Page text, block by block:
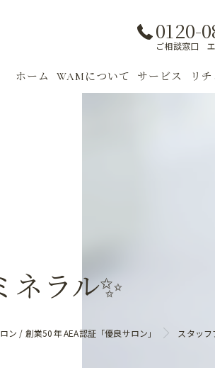
0120-
ご相談窓口
ホーム WAMについて サービス リ
ネラル✨
/ 創業50年 AEA認証「優良サロン」 スタッ